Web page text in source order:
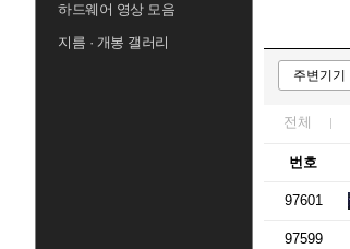
하드웨어 영상 모음
지름 · 개봉 갤러리
전체
번호
97601
97599